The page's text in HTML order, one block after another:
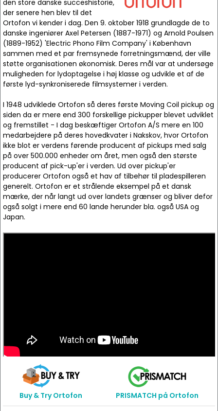
den store danske succeshistorie,
der senere hen blev til det
Ortofon vi kender i dag. Den 9. oktober 1918 grundlagde de to
danske ingeniører Axel Petersen (1887-1971) og Arnold Poulsen
(1889-1952) 'Electric Phono Film Company' i København
sammen med et par fremsynede forretningsmænd, der ville
støtte organisationen økonomisk. Deres mål var at undersøge
muligheden for lydoptagelse i høj klasse og udvikle et af de
første lyd-synkroniserede filmsystemer i verden.
I 1948 udviklede Ortofon så deres første Moving Coil pickup og
siden da er mere end 300 forskellige pickupper blevet udviklet
og fremstillet - I dag beskæftiger Ortofon A/S mere en 100
medarbejdere på deres hovedkvater i Nakskov, hvor Ortofon
ikke blot er verdens førende producent af pickups med salg
på over 500.000 enheder om året, men også den største
producent af pick-up'er i verden. Ud over pickup'er
producerer Ortofon også et hav af tilbehør til pladespilleren
generelt. Ortofon er et strålende eksempel på et dansk
mærke, der når langt ud over landets grænser og bliver defor
også solgt i mere end 60 lande herunder bla. også USA og
Japan.
Buy & Try Ortofon PRISMATCH på Ortofon